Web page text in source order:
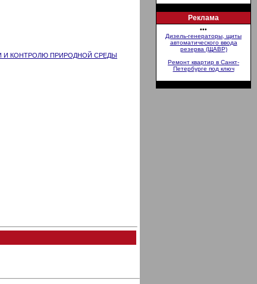
И КОНТРОЛЮ ПРИРОДНОЙ СРЕДЫ
Реклама
•••
Дизель-генераторы, щиты
автоматического ввода
резерва (ЩАВР)
Ремонт квартир в Санкт-
Петербурге под ключ